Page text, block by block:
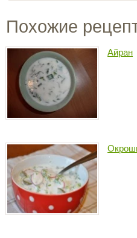
Похожие
Айран